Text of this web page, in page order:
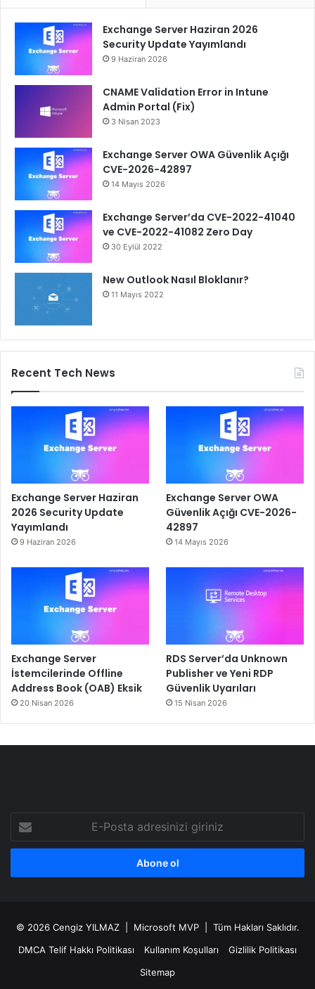
Exchange Server Haziran 2026
Security Update Yayımlandı
9 Haziran 2026
CNAME Validation Error in Intune
Admin Portal (Fix)
3 Nisan 2023
Exchange Server OWA Güvenlik Açığı
CVE-2026-42897
14 Mayıs 2026
Exchange Server’da CVE-2022-41040
ve CVE-2022-41082 Zero Day
30 Eylül 2022
New Outlook Nasıl Bloklanır?
11 Mayıs 2022
Recent Tech News
Exchange Server Haziran
2026 Security Update
Yayımlandı
9 Haziran 2026
Exchange Server OWA
Güvenlik Açığı CVE-2026-
42897
14 Mayıs 2026
Exchange Server
İstemcilerinde Offline
Address Book (OAB) Eksik
20 Nisan 2026
RDS Server’da Unknown
Publisher ve Yeni RDP
Güvenlik Uyarıları
15 Nisan 2026
Posta
adresinizi
© 2026 Cengiz YILMAZ| Microsoft MVP | Tüm Hakları Saklıdır.
DMCA Telif Hakkı Politikası
Kullanım Koşulları
Gizlilik Politikası
Sitemap